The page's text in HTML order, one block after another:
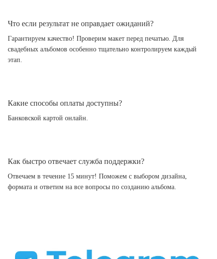
Что если результат не оправдает ожиданий?
Гарантируем качество! Проверим макет перед печатью. Для
свадебных альбомов особенно тщательно контролируем каждый
этап.
Какие способы оплаты доступны?
Банковской картой онлайн.
Как быстро отвечает служба поддержки?
Отвечаем в течение 15 минут! Поможем с выбором дизайна,
формата и ответим на все вопросы по созданию альбома.